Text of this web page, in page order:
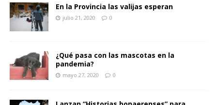
En la Provincia las valijas esperan
julio 21, 2020 0
¿Qué pasa con las mascotas en la
pandemia?
mayo 27, 2020 0